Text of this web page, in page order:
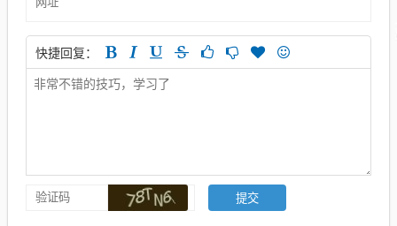
快捷回复：